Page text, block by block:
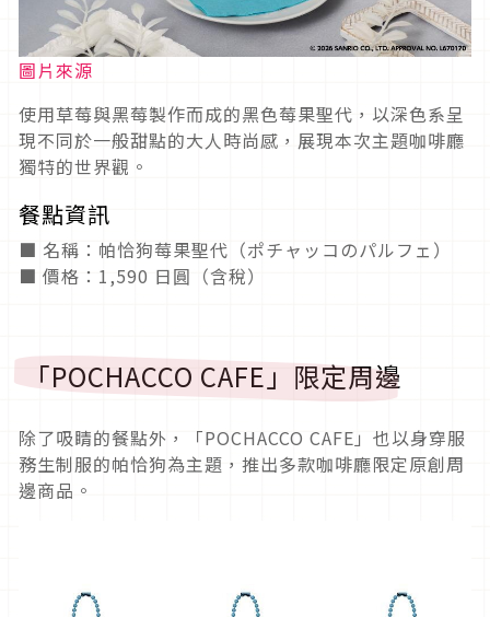
圖片來源
使用草莓與黑莓製作而成的黑色莓果聖代，以深色系呈
現不同於一般甜點的大人時尚感，展現本次主題咖啡廳
獨特的世界觀。
餐點資訊
■ 名稱：帕恰狗莓果聖代（ポチャッコのパルフェ）
■ 價格：1,590 日圓（含稅）
「POCHACCO CAFE」限定周邊
除了吸睛的餐點外，「POCHACCO CAFE」也以身穿服
務生制服的帕恰狗為主題，推出多款咖啡廳限定原創周
邊商品。